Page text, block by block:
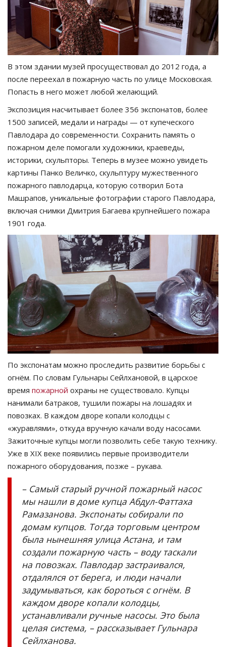
В этом здании музей просуществовал до 2012 года, а
после переехал в пожарную часть по улице Московская.
Попасть в него может любой желающий.
Экспозиция насчитывает более 356 экспонатов, более
1500 записей, медали и награды — от купеческого
Павлодара до современности. Сохранить память о
пожарном деле помогали художники, краеведы,
историки, скульпторы. Теперь в музее можно увидеть
картины Панко Величко, скульптуру мужественного
пожарного павлодарца, которую сотворил Бота
Машрапов, уникальные фотографии старого Павлодара,
включая снимки Дмитрия Багаева крупнейшего пожара
1901 года.
По экспонатам можно проследить развитие борьбы с
огнём. По словам Гульнары Сейлхановой, в царское
время пожарной охраны не существовало. Купцы
нанимали батраков, тушили пожары на лошадях и
повозках. В каждом дворе копали колодцы с
«журавлями», откуда вручную качали воду насосами.
Зажиточные купцы могли позволить себе такую технику.
Уже в XIX веке появились первые производители
пожарного оборудования, позже – рукава.
– Самый старый ручной пожарный насос
мы нашли в доме купца Абдул-Фаттаха
Рамазанова. Экспонаты собирали по
домам купцов. Тогда торговым центром
была нынешняя улица Астана, и там
создали пожарную часть – воду таскали
на повозках. Павлодар застраивался,
отдалялся от берега, и люди начали
задумываться, как бороться с огнём. В
каждом дворе копали колодцы,
устанавливали ручные насосы. Это была
целая система, – рассказывает Гульнара
Сейлханова.